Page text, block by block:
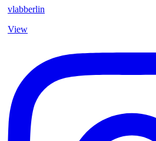
vlabberlin
View